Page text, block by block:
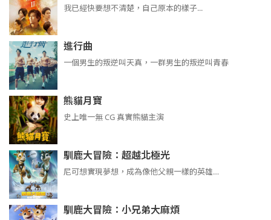
我已經快要想不清楚，自己原本的樣子...
進行曲
​​​一個男生的叛逆叫天真，一群男生的叛逆叫青春
熊貓月寶
史上唯一無 CG 真實熊貓主演
馴鹿大冒險：超越北極光
尼可想實現夢想，成為像他父親一樣的英雄…
馴鹿大冒險：小兄弟大麻煩